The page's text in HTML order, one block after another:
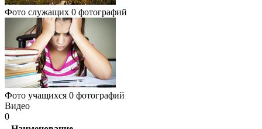
Фото служащих 0 фотографий
Фото учащихся 0 фотографий
Видео
0